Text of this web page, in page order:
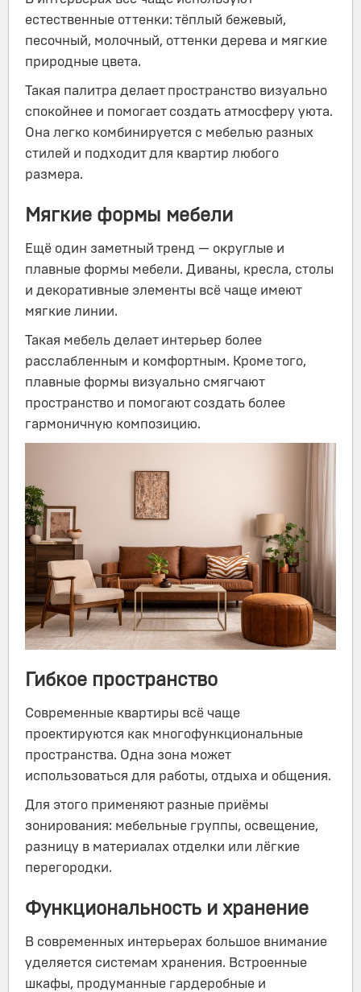
естественные оттенки: тёплый бежевый,
песочный, молочный, оттенки дерева и мягкие
природные цвета.
Такая палитра делает пространство визуально
спокойнее и помогает создать атмосферу уюта.
Она легко комбинируется с мебелью разных
стилей и подходит для квартир любого
размера.
Мягкие формы мебели
Ещё один заметный тренд — округлые и
плавные формы мебели. Диваны, кресла, столы
и декоративные элементы всё чаще имеют
мягкие линии.
Такая мебель делает интерьер более
расслабленным и комфортным. Кроме того,
плавные формы визуально смягчают
пространство и помогают создать более
гармоничную композицию.
Гибкое пространство
Современные квартиры всё чаще
проектируются как многофункциональные
пространства. Одна зона может
использоваться для работы, отдыха и общения.
Для этого применяют разные приёмы
зонирования: мебельные группы, освещение,
разницу в материалах отделки или лёгкие
перегородки.
Функциональность и хранение
В современных интерьерах большое внимание
уделяется системам хранения. Встроенные
шкафы, продуманные гардеробные и